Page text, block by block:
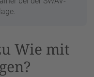
Wie mit